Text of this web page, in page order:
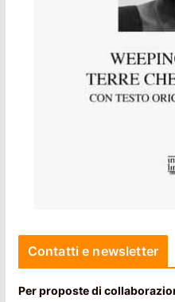
Contatti e newsletter
Per proposte di